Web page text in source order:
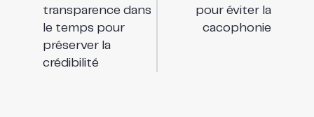
transparence dans
le temps pour
préserver la
crédibilité
pour éviter la
cacophonie